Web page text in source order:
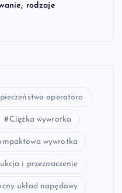
rodzaje
operatora
Ciężka wywrotka
wywrotka
i przeznaczenie
układ napędowy